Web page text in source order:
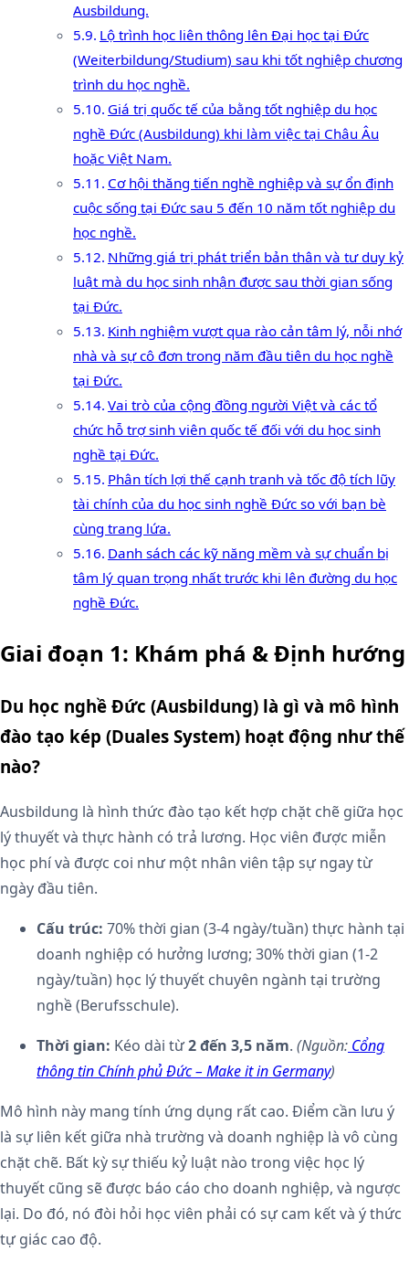
Ausbildung.
Lộ trình học liên thông lên Đại học tại Đức
(Weiterbildung/Studium) sau khi tốt nghiệp chương
trình du học nghề.
Giá trị quốc tế của bằng tốt nghiệp du học
nghề Đức (Ausbildung) khi làm việc tại Châu Âu
hoặc Việt Nam.
Cơ hội thăng tiến nghề nghiệp và sự ổn định
cuộc sống tại Đức sau 5 đến 10 năm tốt nghiệp du
học nghề.
Những giá trị phát triển bản thân và tư duy kỷ
luật mà du học sinh nhận được sau thời gian sống
tại Đức.
Kinh nghiệm vượt qua rào cản tâm lý, nỗi nhớ
nhà và sự cô đơn trong năm đầu tiên du học nghề
tại Đức.
Vai trò của cộng đồng người Việt và các tổ
chức hỗ trợ sinh viên quốc tế đối với du học sinh
nghề tại Đức.
Phân tích lợi thế cạnh tranh và tốc độ tích lũy
tài chính của du học sinh nghề Đức so với bạn bè
cùng trang lứa.
Danh sách các kỹ năng mềm và sự chuẩn bị
tâm lý quan trọng nhất trước khi lên đường du học
nghề Đức.
Giai đoạn 1: Khám phá & Định hướng
Du học nghề Đức (Ausbildung) là gì và mô hình
đào tạo kép (Duales System) hoạt động như thế
nào?
Ausbildung là hình thức đào tạo kết hợp chặt chẽ giữa học
lý thuyết và thực hành có trả lương. Học viên được miễn
học phí và được coi như một nhân viên tập sự ngay từ
ngày đầu tiên.
Cấu trúc: 70% thời gian (3-4 ngày/tuần) thực hành tại
doanh nghiệp có hưởng lương; 30% thời gian (1-2
ngày/tuần) học lý thuyết chuyên ngành tại trường
nghề (Berufsschule).
Thời gian: Kéo dài từ2 đến 3,5 năm. (Nguồn: Cổng
thông tin Chính phủ Đức – Make it in Germany)
Mô hình này mang tính ứng dụng rất cao. Điểm cần lưu ý
là sự liên kết giữa nhà trường và doanh nghiệp là vô cùng
chặt chẽ. Bất kỳ sự thiếu kỷ luật nào trong việc học lý
thuyết cũng sẽ được báo cáo cho doanh nghiệp, và ngược
lại. Do đó, nó đòi hỏi học viên phải có sự cam kết và ý thức
tự giác cao độ.